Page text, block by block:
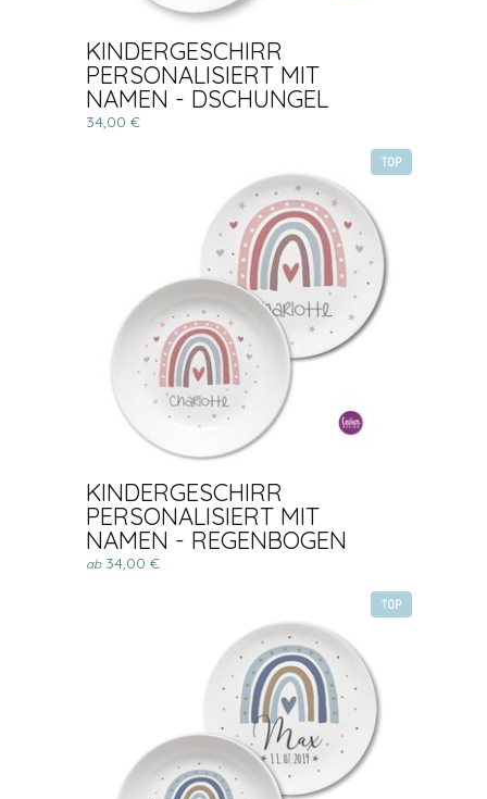
KINDERGESCHIRR
PERSONALISIERT MIT
NAMEN - DSCHUNGEL
34,00 €
TOP
KINDERGESCHIRR
PERSONALISIERT MIT
NAMEN - REGENBOGEN
ab34,00 €
TOP